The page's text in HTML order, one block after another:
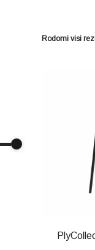
Rodomi visi